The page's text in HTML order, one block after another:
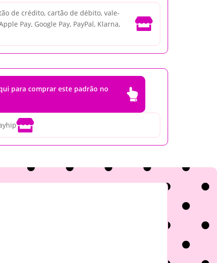
de crédito, cartão de débito, vale-
Pay, Google Pay, PayPal, Klarna,

para comprar este padrão no 
